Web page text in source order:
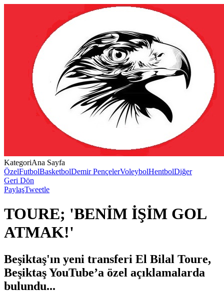
KategoriAna Sayfa
ÖzelFutbolBasketbolDemir PençelerVoleybolHentbolDiğer
Geri Dön
PaylaşTweetle
TOURE; 'BENİM İŞİM GOL
ATMAK!'
Beşiktaş'ın yeni transferi El Bilal Toure,
Beşiktaş YouTube’a özel açıklamalarda
bulundu...